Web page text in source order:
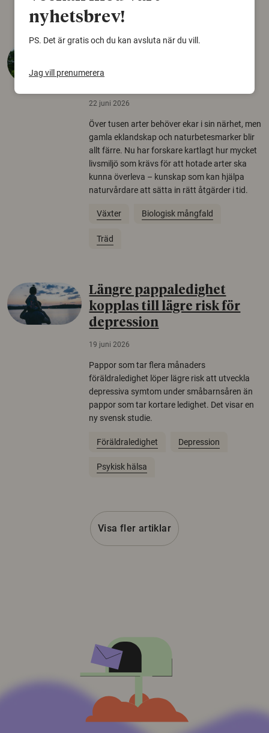
22 juni 2026
Över tusen arter behöver ekar i sin närhet, men
gamla eklandskap och naturbetesmarker blir
allt färre. Nu har forskare kartlagt hur mycket
livsmiljö som krävs för att hotade arter ska
kunna överleva – kunskap som kan hjälpa
naturvårdare att sätta in rätt åtgärder i tid.
Växter Biologisk mångfald
Träd
Längre pappaledighet
kopplas till lägre risk för
depression
19 juni 2026
Pappor som tar flera månaders
föräldraledighet löper lägre risk att utveckla
depressiva symtom under småbarnsåren än
pappor som tar kortare ledighet. Det visar en
ny svensk studie.
Föräldraledighet Depression
Psykisk hälsa
Visa fler artiklar
nyhetsbrev!
PS. Det är gratis och du kan avsluta när du vill.
Jag vill prenumerera